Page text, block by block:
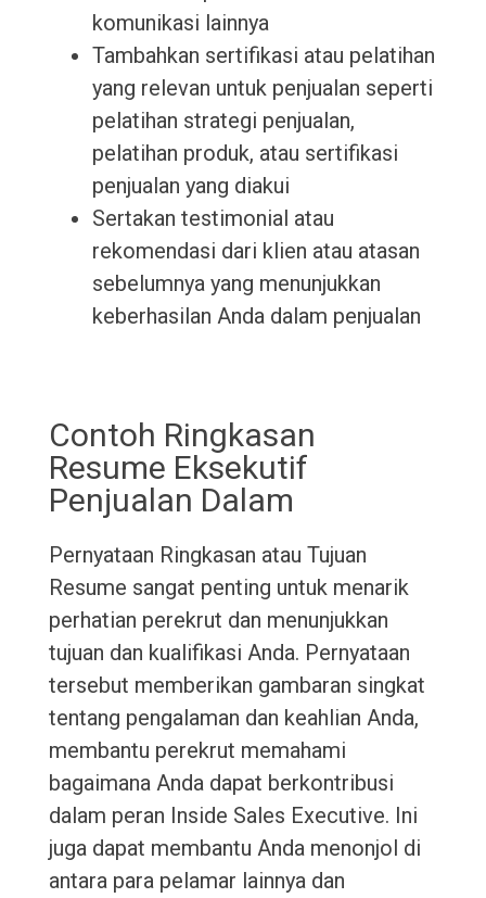
komunikasi lainnya
Tambahkan sertifikasi atau pelatihan
yang relevan untuk penjualan seperti
pelatihan strategi penjualan,
pelatihan produk, atau sertifikasi
penjualan yang diakui
Sertakan testimonial atau
rekomendasi dari klien atau atasan
sebelumnya yang menunjukkan
keberhasilan Anda dalam penjualan
Contoh Ringkasan
Resume Eksekutif
Penjualan Dalam
Pernyataan Ringkasan atau Tujuan
Resume sangat penting untuk menarik
perhatian perekrut dan menunjukkan
tujuan dan kualifikasi Anda. Pernyataan
tersebut memberikan gambaran singkat
tentang pengalaman dan keahlian Anda,
membantu perekrut memahami
bagaimana Anda dapat berkontribusi
dalam peran Inside Sales Executive. Ini
juga dapat membantu Anda menonjol di
antara para pelamar lainnya dan